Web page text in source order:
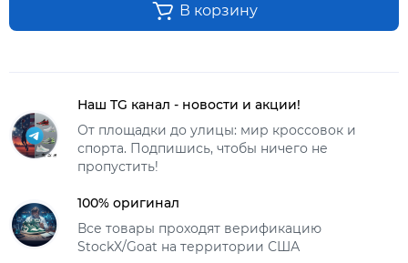
В корзину
Наш TG канал - новости и акции!
От площадки до улицы: мир кроссовок и
спорта. Подпишись, чтобы ничего не
пропустить!
100% оригинал
Все товары проходят верификацию
StockX/Goat на территории США